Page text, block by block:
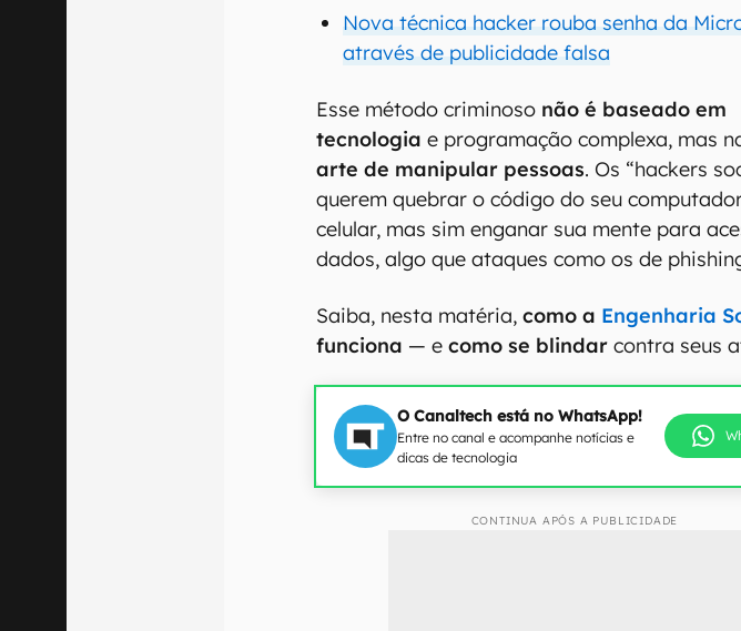
Nova técnica hacker rouba senha da
através de publicidade falsa
Esse método criminoso não é baseado em
tecnologia e programação complexa, mas
arte de manipular pessoas. Os “hackers
querem quebrar o código do seu
celular, mas sim enganar sua mente para
dados, algo que ataques como os de
Saiba, nesta matéria,como a Engenharia
funciona — ecomo se blindar contra seus
O Canaltech está no WhatsApp!
Entre no canal e acompanhe notícias e
dicas de tecnologia
CONTINUA APÓS A PUBLICIDADE